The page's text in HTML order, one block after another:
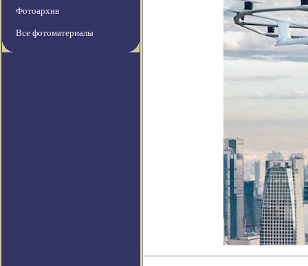
Фотоархив
Все фотоматериалы